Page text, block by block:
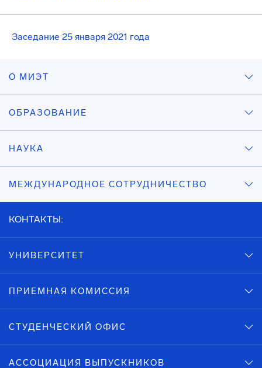
Заседание 25 января 2021 года
О МИЭТ
ОБРАЗОВАНИЕ
НАУКА
МЕЖДУНАРОДНОЕ СОТРУДНИЧЕСТВО
КОНТАКТЫ:
УНИВЕРСИТЕТ
ПРИЕМНАЯ КОМИССИЯ
СТУДЕНЧЕСКИЙ ОФИС
АССОЦИАЦИЯ ВЫПУСКНИКОВ